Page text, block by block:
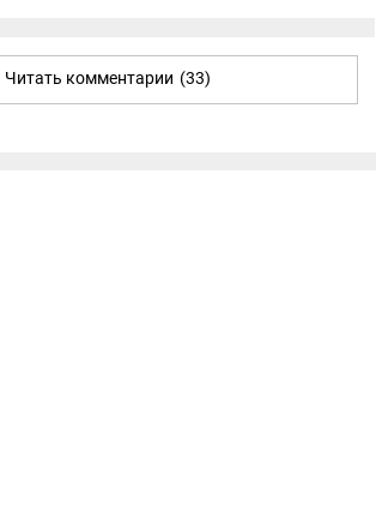
Читать комментарии (33)